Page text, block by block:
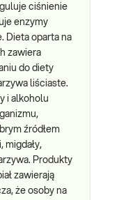
ciśnienie
enzymy
Dieta oparta na
zawiera
do diety
liściaste.
i alkoholu
źródłem
migdały,
Produkty
zawierają
że osoby na